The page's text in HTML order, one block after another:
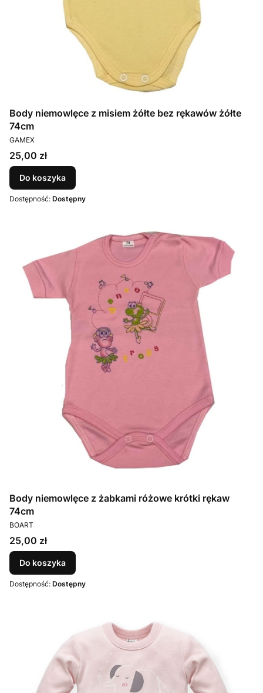
Body niemowlęce z misiem żółte bez rękawów żółte
74cm
PRODUCENT
GAMEX
Cena
25,00 zł
Do koszyka
Dostępność: Dostępny
Body niemowlęce z żabkami różowe krótki rękaw
74cm
PRODUCENT
BOART
Cena
25,00 zł
Do koszyka
Dostępność: Dostępny